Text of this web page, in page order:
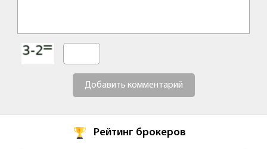
Добавить комментарий
Рейтинг брокеров